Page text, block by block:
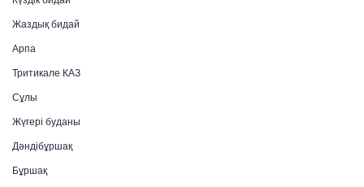
Жаздық бидай
Арпа
Тритикале КАЗ
Сұлы
Жүгері буданы
Дәндібұршақ
Бұршақ